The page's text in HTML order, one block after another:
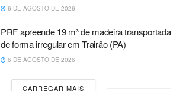
6 DE AGOSTO DE 2026
PRF apreende 19 m³ de madeira transportada
de forma irregular em Trairão (PA)
6 DE AGOSTO DE 2026
CARREGAR MAIS